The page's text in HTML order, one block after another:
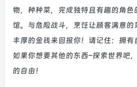
物，种种菜，完成独特且有趣的角色
馆。与危险战斗，烹饪让顾客满意
丰厚的金钱来回报你！请记住：拥有
如果你想要其他的东西–探索世界吧
的自由！